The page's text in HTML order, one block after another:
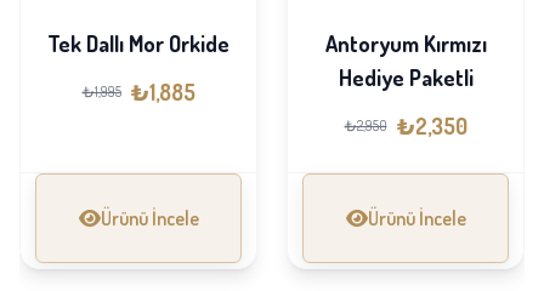
Tek Dallı Mor Orkide
₺1,995 ₺1,885
Ürünü İncele
Antoryum Kırmızı
Hediye Paketli
₺2,950 ₺2,350
Ürünü İncele